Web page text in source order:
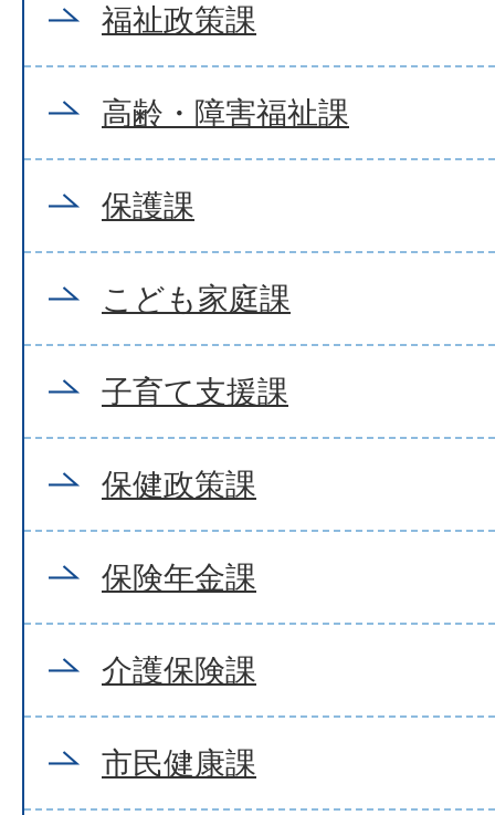
福祉政策課
高齢・障害福祉課
保護課
こども家庭課
子育て支援課
保健政策課
保険年金課
介護保険課
市民健康課